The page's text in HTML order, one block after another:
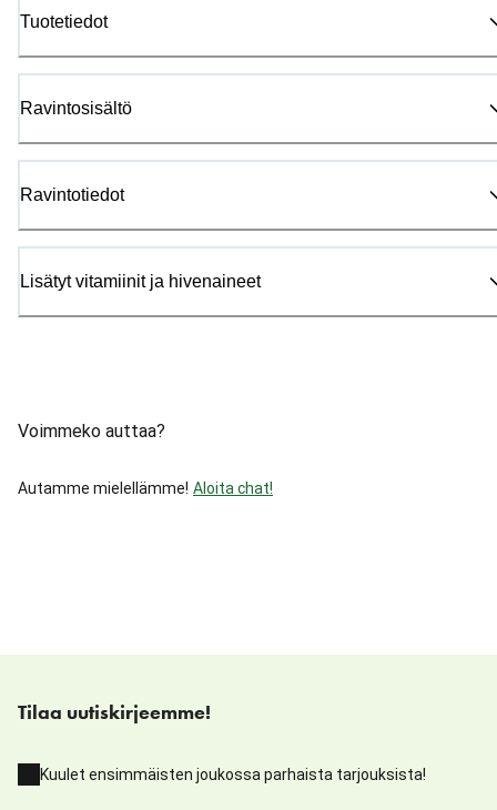
Tuotetiedot
Ravintosisältö
Ravintotiedot
Lisätyt vitamiinit ja hivenaineet
Voimmeko auttaa?
Autamme mielellämme! Aloita chat!
Tilaa uutiskirjeemme!
Kuulet ensimmäisten joukossa parhaista tarjouksista!